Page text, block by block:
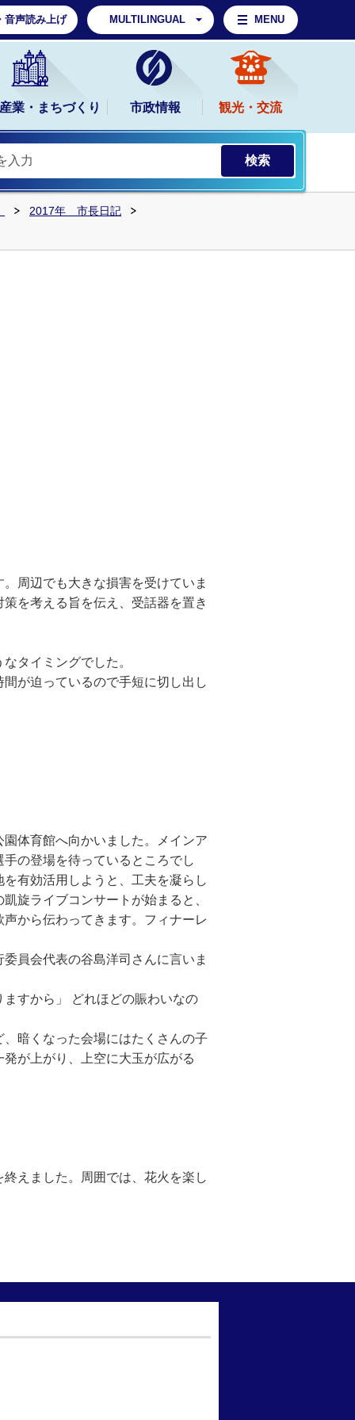
音声読み上げ MULTILINGUAL MENU
業・まちづくり 市政情報 観光・交流
2017年 市長日記
周辺でも大きな損害を受けていま
を考える旨を伝え、受話器を置き
タイミングでした。
が迫っているので手短に切し出し
体育館へ向かいました。メインア
の登場を待っているところでし
有効活用しようと、工夫を凝らし
旋ライブコンサートが始まると、
から伝わってきます。フィナーレ
員会代表の谷島洋司さんに言いま
すから」 どれほどの賑わいなの
暗くなった会場にはたくさんの子
が上がり、上空に大玉が広がる
えました。周囲では、花火を楽し